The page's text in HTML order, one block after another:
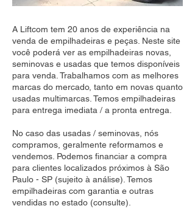
A Liftcom tem 20 anos de experiência na
venda de empilhadeiras e peças. Neste site
você poderá ver as empilhadeiras novas,
seminovas e usadas que temos disponíveis
para venda. Trabalhamos com as melhores
marcas do mercado, tanto em novas quanto
usadas multimarcas. Temos empilhadeiras
para entrega imediata / a pronta entrega.
No caso das usadas / seminovas, nós
compramos, geralmente reformamos e
vendemos. Podemos financiar a compra
para clientes localizados próximos à São
Paulo - SP (sujeito à análise). Temos
empilhadeiras com garantia e outras
vendidas no estado (consulte).